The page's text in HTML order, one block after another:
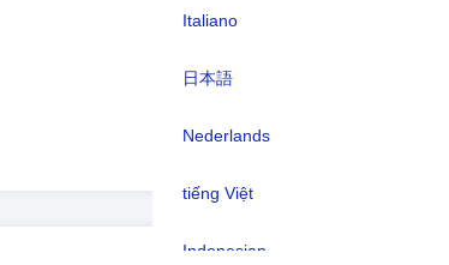
Italiano
日本語
Nederlands
tiếng Việt
Indonesian
समय क्षेत्र:
(त्बिलिसी)